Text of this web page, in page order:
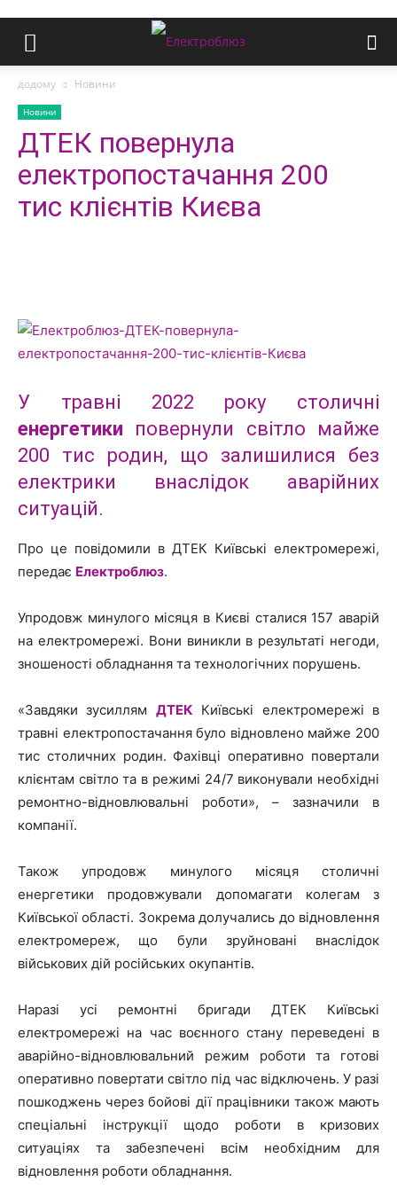
додому Новини
Новини
ДТЕК повернула
електропостачання 200
тис клієнтів Києва
У травні 2022 року столичні
енергетики повернули світло майже
200 тис родин, що залишилися без
електрики внаслідок аварійних
ситуацій.
Про це повідомили в ДТЕК Київські електромережі,
передає Електроблюз.
Упродовж минулого місяця в Києві сталися 157 аварій
на електромережі. Вони виникли в результаті негоди,
зношеності обладнання та технологічних порушень.
«Завдяки зусиллям ДТЕК Київські електромережі в
травні електропостачання було відновлено майже 200
тис столичних родин. Фахівці оперативно повертали
клієнтам світло та в режимі 24/7 виконували необхідні
ремонтно-відновлювальні роботи», – зазначили в
компанії.
Також упродовж минулого місяця столичні
енергетики продовжували допомагати колегам з
Київської області. Зокрема долучались до відновлення
електромереж, що були зруйновані внаслідок
військових дій російських окупантів.
Наразі усі ремонтні бригади ДТЕК Київські
електромережі на час воєнного стану переведені в
аварійно-відновлювальний режим роботи та готові
оперативно повертати світло під час відключень. У разі
пошкоджень через бойові дії працівники також мають
спеціальні інструкції щодо роботи в кризових
ситуаціях та забезпечені всім необхідним для
відновлення роботи обладнання.